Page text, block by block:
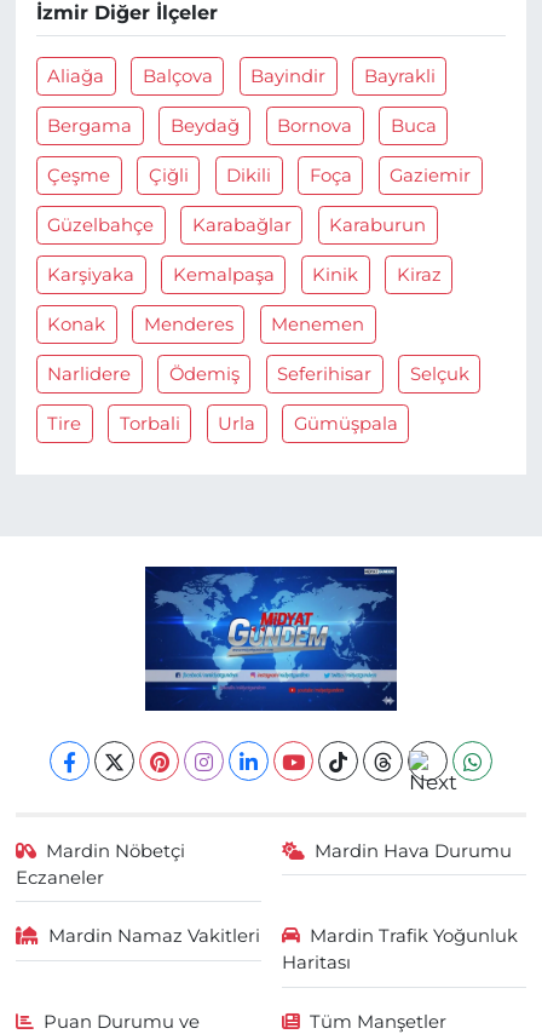
İzmir Diğer İlçeler
Aliağa Balçova Bayindir Bayrakli
Bergama Beydağ Bornova Buca
Çeşme Çiğli Dikili Foça Gaziemir
Güzelbahçe Karabağlar Karaburun
Karşiyaka Kemalpaşa Kinik Kiraz
Konak Menderes Menemen
Narlidere Ödemiş Seferihisar Selçuk
Tire Torbali Urla Gümüşpala
Mardin Nöbetçi
Eczaneler
Mardin Hava Durumu
Mardin Namaz Vakitleri
Mardin Trafik Yoğunluk
Haritası
Puan Durumu ve
Tüm Manşetler